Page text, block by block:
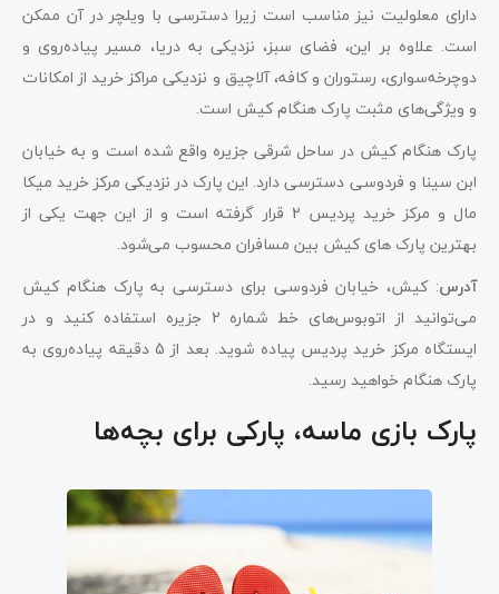
دارای معلولیت نیز مناسب است زیرا دسترسی با ویلچر در آن ممکن
است. علاوه بر این، فضای سبز، نزدیکی به دریا، مسیر پیاده‌روی و
دوچرخه‌سواری، رستوران‌ و کافه، آلاچیق و نزدیکی مراکز خرید از امکانات
و ویژگی‌های مثبت پارک هنگام کیش است.
پارک هنگام کیش در ساحل شرقی جزیره واقع شده است و به خیابان
ابن سینا و فردوسی دسترسی دارد. این پارک در نزدیکی مرکز خرید میکا
مال و مرکز خرید پردیس 2 قرار گرفته است و از این جهت یکی از
بهترین پارک های کیش بین مسافران محسوب می‌شود.
آدرس: کیش، خیابان فردوسی برای دسترسی به پارک هنگام کیش
می‌توانید از اتوبوس‌های خط شماره 2 جزیره استفاده کنید و در
ایستگاه مرکز خرید پردیس پیاده شوید. بعد از 5 دقیقه پیاده‌روی به
پارک هنگام خواهید رسید.
پارک بازی ماسه، پارکی برای بچه‌ها